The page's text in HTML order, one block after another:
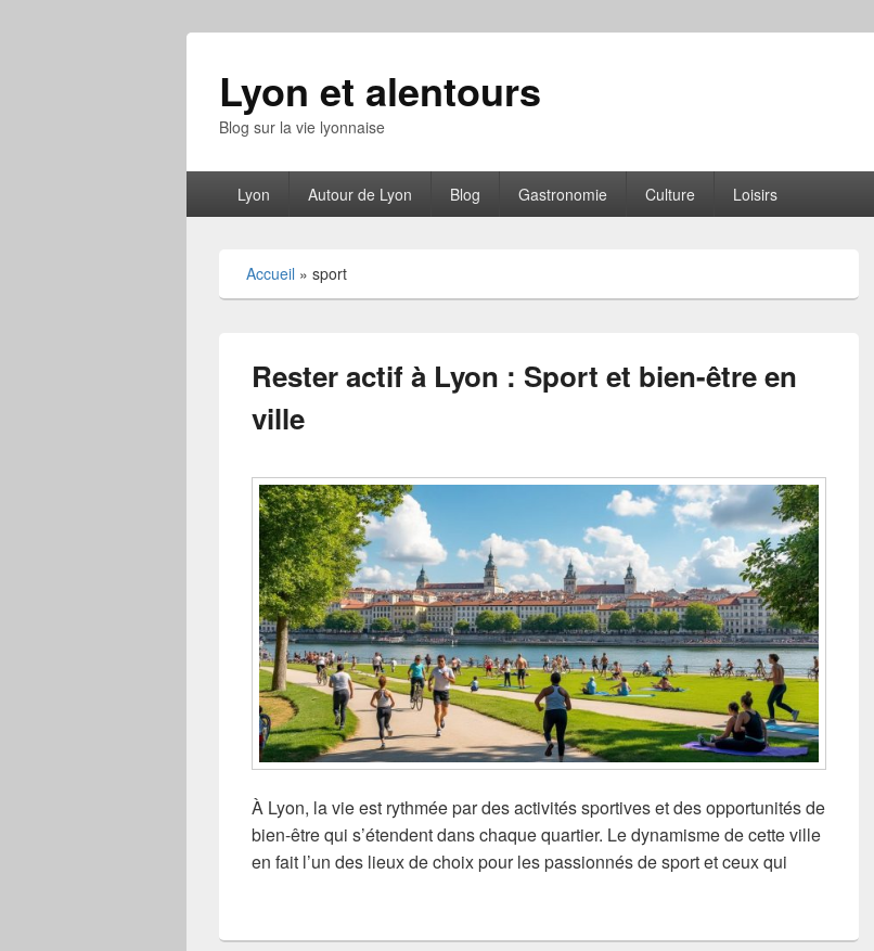
Lyon et alentours
Blog sur la vie lyonnaise
principalLyon Autour de Lyon Blog Gastronomie Culture Loisirs
Accueil » sport
Rester actif à Lyon : Sport et bien-être en
ville
À Lyon, la vie est rythmée par des activités sportives et des opportunités de
bien-être qui s’étendent dans chaque quartier. Le dynamisme de cette ville
en fait l’un des lieux de choix pour les passionnés de sport et ceux qui